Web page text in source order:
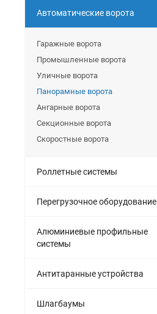
Автоматические ворота
Гаражные ворота
Промышленные ворота
Уличные ворота
Панорамные ворота
Ангарные ворота
Секционные ворота
Скоростные ворота
Роллетные системы
Перегрузочное оборудование
Алюминиевые профильные
системы
Антитаранные устройства
Шлагбаумы